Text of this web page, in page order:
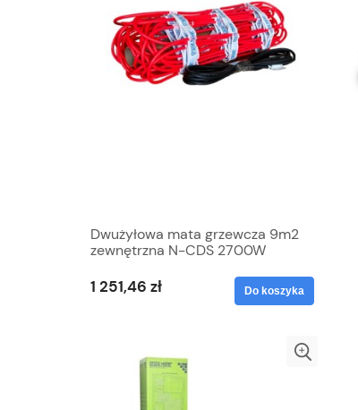
Dwużyłowa mata grzewcza 9m2
zewnętrzna N-CDS 2700W
1 251,46 zł Do koszyka